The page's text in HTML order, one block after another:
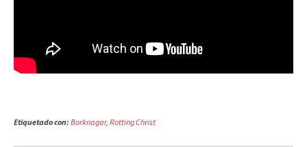
Etiquetado con: Borknagar, Rotting Christ